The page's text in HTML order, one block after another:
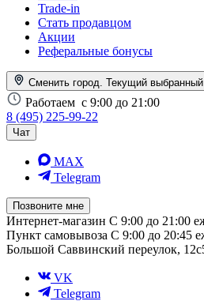
Trade-in
Стать продавцом
Акции
Реферальные бонусы
Сменить город. Текущий выбранный
Работаем с 9:00 до 21:00
8 (495) 225-99-22
Чат
MAX
Telegram
Позвоните мне
Интернет-магазин С 9:00 до 21:00
Пункт самовывоза С 9:00 до 20:45
Большой Саввинский переулок,
VK
Telegram